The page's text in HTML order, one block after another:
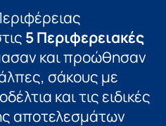
5 Περιφερειακές
και προώθησαν
σάκους με
και τις ειδικές
αποτελεσμάτων